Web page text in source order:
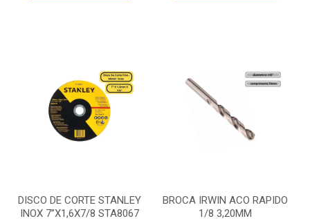
DISCO DE CORTE STANLEY
INOX 7”X1,6X7/8 STA8067
BROCA IRWIN ACO RAPIDO
1/8 3,20MM